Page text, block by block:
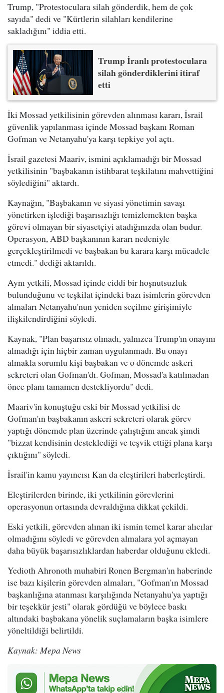
Trump, "Protestoculara silah gönderdik, hem de çok
sayıda" dedi ve "Kürtlerin silahları kendilerine
sakladığını" iddia etti.
Trump İranlı protestoculara
silah gönderdiklerini itiraf
etti
İki Mossad yetkilisinin görevden alınması kararı, İsrail
güvenlik yapılanması içinde Mossad başkanı Roman
Gofman ve Netanyahu'ya karşı tepkiye yol açtı.
İsrail gazetesi Maariv, ismini açıklamadığı bir Mossad
yetkilisinin "başbakanın istihbarat teşkilatını mahvettiğini
söylediğini" aktardı.
Kaynağın, "Başbakanın ve siyasi yönetimin savaşı
yönetirken işlediği başarısızlığı temizlemekten başka
görevi olmayan bir siyasetçiyi atadığınızda olan budur.
Operasyon, ABD başkanının kararı nedeniyle
gerçekleştirilmedi ve başbakan bu karara karşı mücadele
etmedi." dediği aktarıldı.
Aynı yetkili, Mossad içinde ciddi bir hoşnutsuzluk
bulunduğunu ve teşkilat içindeki bazı isimlerin görevden
almaları Netanyahu'nun yeniden seçilme girişimiyle
ilişkilendirdiğini söyledi.
Kaynak, "Plan başarısız olmadı, yalnızca Trump'ın onayını
almadığı için hiçbir zaman uygulanmadı. Bu onayı
almakla sorumlu kişi başbakan ve o dönemde askeri
sekreteri olan Gofman'dı. Gofman, Mossad'a katılmadan
önce planı tamamen destekliyordu" dedi.
Maariv'in konuştuğu eski bir Mossad yetkilisi de
Gofman'ın başbakanın askeri sekreteri olarak görev
yaptığı dönemde plan üzerinde çalıştığını ancak şimdi
"bizzat kendisinin desteklediği ve teşvik ettiği plana karşı
çıktığını" söyledi.
İsrail'in kamu yayıncısı Kan da eleştirileri haberleştirdi.
Eleştirilerden birinde, iki yetkilinin görevlerini
operasyonun ortasında devraldığına dikkat çekildi.
Eski yetkili, görevden alınan iki ismin temel karar alıcılar
olmadığını söyledi ve görevden almalara yol açmayan
daha büyük başarısızlıklardan haberdar olduğunu ekledi.
Yedioth Ahronoth muhabiri Ronen Bergman'ın haberinde
ise bazı kişilerin görevden almaları, "Gofman'ın Mossad
başkanlığına atanması karşılığında Netanyahu'ya yaptığı
bir teşekkür jesti" olarak gördüğü ve böylece baskı
altındaki başbakana yönelik suçlamaların başka isimlere
yöneltildiği belirtildi.
Kaynak: Mepa News